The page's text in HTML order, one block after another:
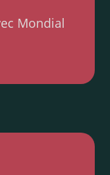
Mondial